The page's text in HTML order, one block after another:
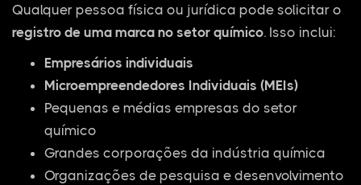
Qualquer pessoa física ou jurídica pode solicitar o
registro de uma marca no setor químico. Isso inclui:
Empresários individuais
Microempreendedores Individuais (MEIs)
Pequenas e médias empresas do setor
químico
Grandes corporações da indústria química
Organizações de pesquisa e desenvolvimento